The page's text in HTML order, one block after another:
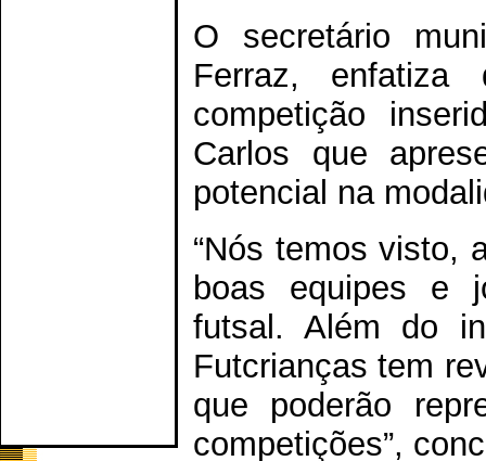
O secretário
Ferraz,
competição
Carlos que
potencial na
“Nós temos visto,
boas equipes e
futsal. Além do
Futcrianças tem
que poderão
competições”,